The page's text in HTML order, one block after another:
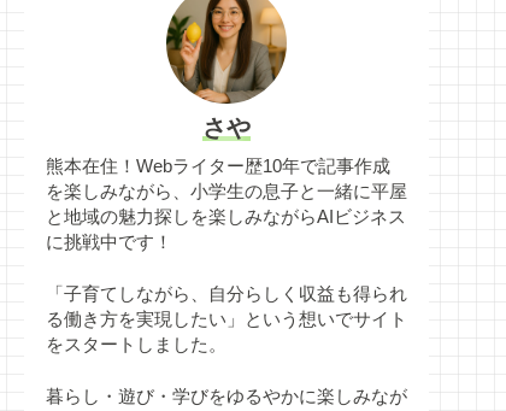
さや
熊本在住！Webライター歴10年で記事作成
を楽しみながら、小学生の息子と一緒に平屋
と地域の魅力探しを楽しみながらAIビジネス
に挑戦中です！
「子育てしながら、自分らしく収益も得られ
る働き方を実現したい」という想いでサイト
をスタートしました。
暮らし・遊び・学びをゆるやかに楽しみなが